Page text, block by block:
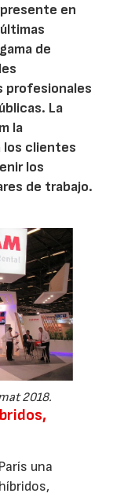
en
de
profesionales
La
la
los clientes
los
de trabajo.
2018.
una